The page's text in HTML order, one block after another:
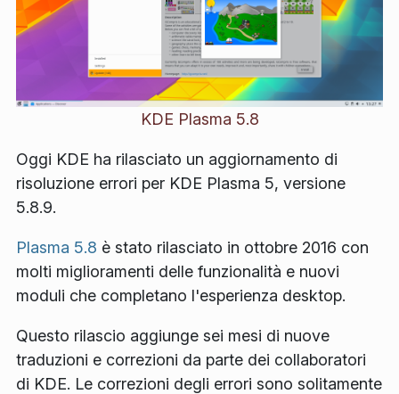
KDE Plasma 5.8
Oggi KDE ha rilasciato un aggiornamento di
risoluzione errori per KDE Plasma 5, versione
5.8.9.
Plasma 5.8 è stato rilasciato in ottobre 2016 con
molti miglioramenti delle funzionalità e nuovi
moduli che completano l'esperienza desktop.
Questo rilascio aggiunge sei mesi di nuove
traduzioni e correzioni da parte dei collaboratori
di KDE. Le correzioni degli errori sono solitamente